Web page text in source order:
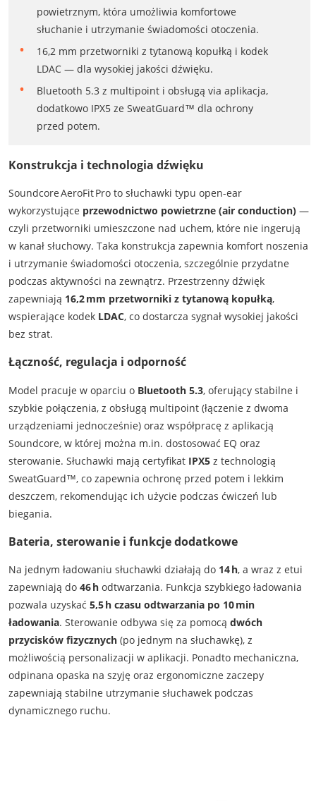
powietrznym, która umożliwia komfortowe
słuchanie i utrzymanie świadomości otoczenia.
16,2 mm przetworniki z tytanową kopułką i kodek
LDAC — dla wysokiej jakości dźwięku.
Bluetooth 5.3 z multipoint i obsługą via aplikacja,
dodatkowo IPX5 ze SweatGuard™ dla ochrony
przed potem.
Konstrukcja i technologia dźwięku
Soundcore AeroFit Pro to słuchawki typu open-ear
wykorzystujące przewodnictwo powietrzne (air conduction)—
czyli przetworniki umieszczone nad uchem, które nie ingerują
w kanał słuchowy. Taka konstrukcja zapewnia komfort noszenia
i utrzymanie świadomości otoczenia, szczególnie przydatne
podczas aktywności na zewnątrz. Przestrzenny dźwięk
zapewniają 16,2 mm przetworniki z tytanową kopułką,
wspierające kodek LDAC, co dostarcza sygnał wysokiej jakości
bez strat.
Łączność, regulacja i odporność
Model pracuje w oparciu o Bluetooth 5.3, oferujący stabilne i
szybkie połączenia, z obsługą multipoint (łączenie z dwoma
urządzeniami jednocześnie) oraz współpracę z aplikacją
Soundcore, w której można m.in. dostosować EQ oraz
sterowanie. Słuchawki mają certyfikat IPX5z technologią
SweatGuard™, co zapewnia ochronę przed potem i lekkim
deszczem, rekomendując ich użycie podczas ćwiczeń lub
biegania.
Bateria, sterowanie i funkcje dodatkowe
Na jednym ładowaniu słuchawki działają do 14 h, a wraz z etui
zapewniają do 46 hodtwarzania. Funkcja szybkiego ładowania
pozwala uzyskać 5,5 h czasu odtwarzania po 10 min
ładowania. Sterowanie odbywa się za pomocą dwóch
przycisków fizycznych(po jednym na słuchawkę), z
możliwością personalizacji w aplikacji. Ponadto mechaniczna,
odpinana opaska na szyję oraz ergonomiczne zaczepy
zapewniają stabilne utrzymanie słuchawek podczas
dynamicznego ruchu.